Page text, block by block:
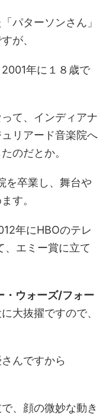
パターソンさん」
が、
年に１８歳で
て、インディアナ
リアード音楽院へ
のだとか。
を卒業し、舞台や
す。
年にHBOのテレ
、エミー賞に立て
・ウォーズ/フォー
大抜擢ですので、
んですから
、顔の微妙な動き